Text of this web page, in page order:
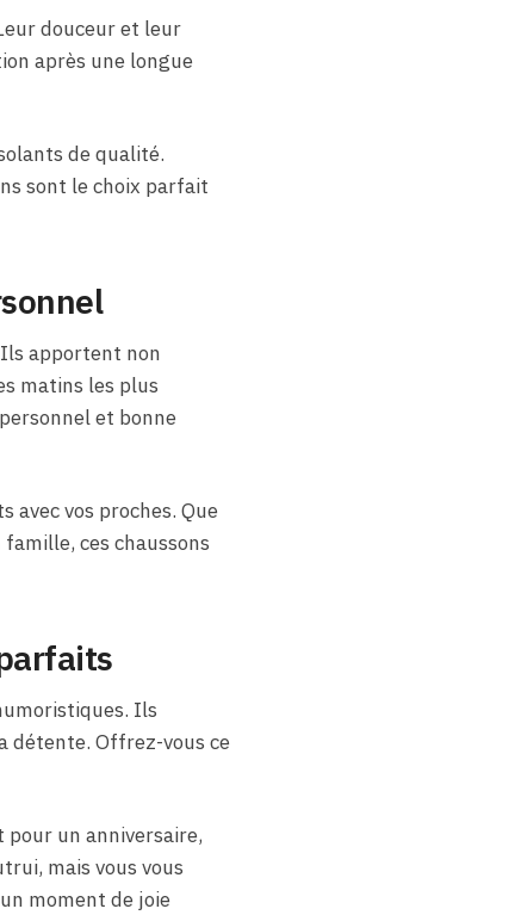
douceur et leur
après une longue
de qualité.
sont le choix parfait
apportent non
matins les plus
et bonne
avec vos proches. Que
ces chaussons
Ils
détente. Offrez-vous ce
pour un anniversaire,
mais vous vous
moment de joie